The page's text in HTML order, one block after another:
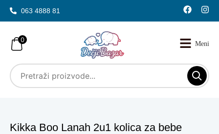
063 4888 81
0
Kikka Boo Lanah 2u1 kolica za bebe